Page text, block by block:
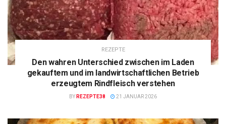
REZEPTE
Den wahren Unterschied zwischen im Laden
gekauftem und im landwirtschaftlichen Betrieb
erzeugtem Rindfleisch verstehen
BY REZEPTE38 21 JANUAR 2026